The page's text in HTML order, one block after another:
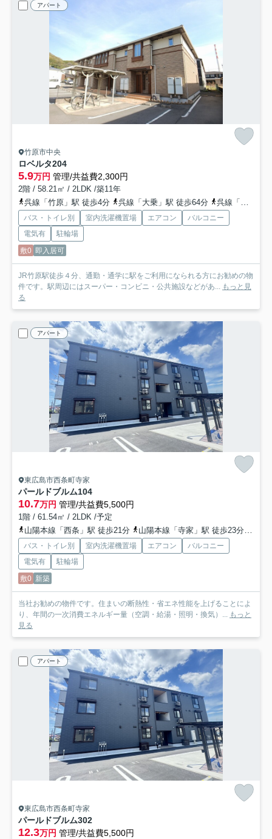
アパート
竹原市中央
ロベルタ204
5.9万円 管理/共益費2,300円
2階 / 58.21㎡ / 2LDK /築11年
呉線「竹原」駅 徒歩4分
呉線「大乗」駅 徒歩64分 呉線「吉名」駅 車13分 5.4km
バス・トイレ別 室内洗濯機置場 エアコン
バルコニー
電気有
駐輪場
敷0 即入居可
JR竹原駅徒歩４分、通勤・通学に駅をご利用になられる方にお勧めの物
件です。駅周辺にはスーパー・コンビニ・公共施設などがあ... もっと見
る
アパート
東広島市西条町寺家
パールドブルム104
10.7万円 管理/共益費5,500円
1階 / 61.54㎡ / 2LDK /予定
山陽本線「西条」駅 徒歩21分
山陽本線「寺家」駅 徒歩23分
バス・トイレ別 室内洗濯機置場 エアコン
バルコニー
電気有
駐輪場
敷0 新築
当社お勧めの物件です。住まいの断熱性・省エネ性能を上げることによ
り、年間の一次消費エネルギー量（空調・給湯・照明・換気）... もっと
見る
アパート
東広島市西条町寺家
パールドブルム302
12.3万円 管理/共益費5,500円